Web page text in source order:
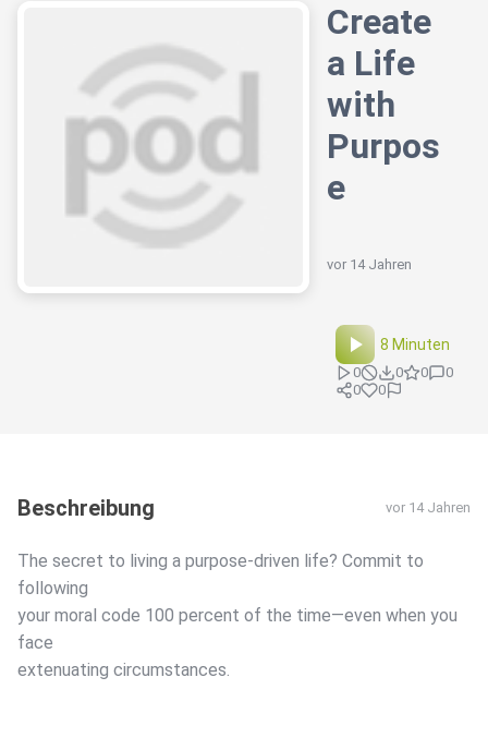
Create
a Life
with
Purpos
e
vor 14 Jahren
8 Minuten
0 0 0
0
0
0
Beschreibung vor 14 Jahren
The secret to living a purpose-driven life? Commit to
following
your moral code 100 percent of the time—even when you
face
extenuating circumstances.